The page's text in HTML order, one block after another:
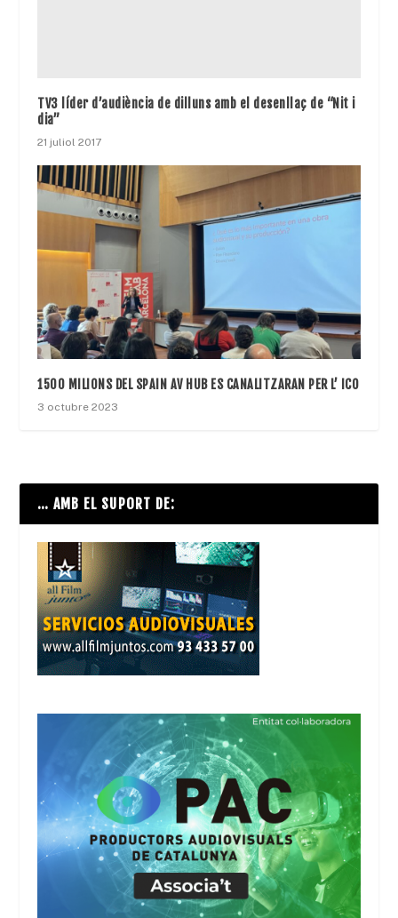
TV3 líder d’audiència de dilluns amb el desenllaç de “Nit i
dia”
21 juliol 2017
1500 MILIONS DEL SPAIN AV HUB ES CANALITZARAN PER L’ ICO
3 octubre 2023
… AMB EL SUPORT DE: